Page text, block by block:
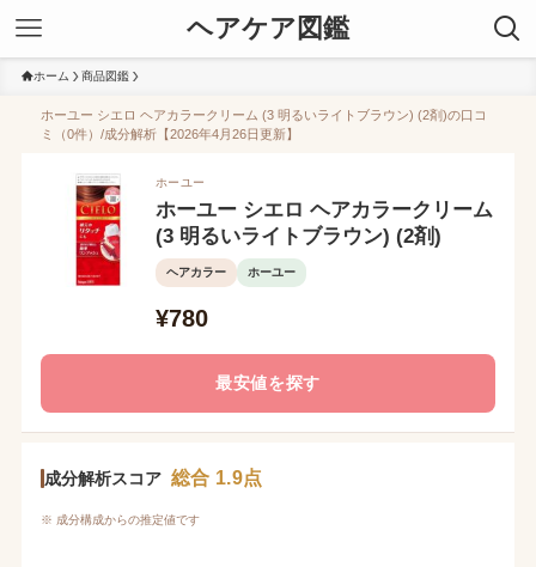
ヘアケア図鑑
ホーム 商品図鑑
ホーユー シエロ ヘアカラークリーム (3 明るいライトブラウン) (2剤)の口コ
ミ（0件）/成分解析【2026年4月26日更新】
ホーユー
ホーユー シエロ ヘアカラークリーム
(3 明るいライトブラウン) (2剤)
ヘアカラー ホーユー
¥780
最安値を探す
成分解析スコア 総合 1.9点
※ 成分構成からの推定値です